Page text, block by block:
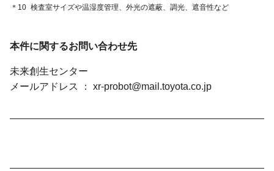
＊10 検査室サイズや温湿度管理、外光の遮蔽、調光、遮音性など
本件に関するお問い合わせ先
未来創生センター
メールアドレス
xr-probot@mail.toyota.co.jp